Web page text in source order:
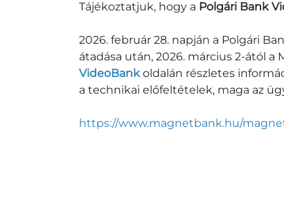
Tájékoztatjuk, hogy a Polgári Bank
2026. február 28. napján a Polgári
átadása után, 2026. március 2-ától
VideoBankoldalán részletes
a technikai előfeltételek, maga az
https://www.magnetbank.hu/